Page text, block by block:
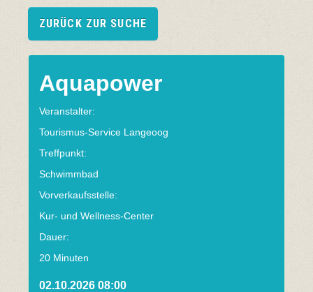
ZURÜCK ZUR SUCHE
Aquapower
Veranstalter:
Tourismus-Service Langeoog
Treffpunkt:
Schwimmbad
Vorverkaufsstelle:
Kur- und Wellness-Center
Dauer:
20 Minuten
02.10.2026 08:00